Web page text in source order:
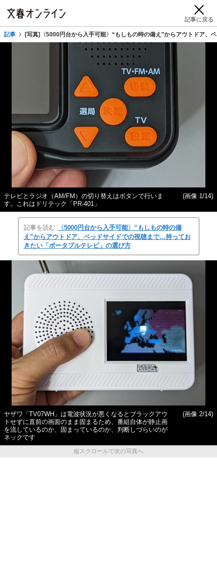
記事に戻る
記事 [写真]〈5000円台から入手可能〉“もしもの時の備え”からアウトドア
テレビとラジオ（AM/FM）の切り替えはボタンで行いま
す。これはドリテック「PR-401」
(画像 1/14)
記事を読む
〈5000円台から入手可能〉“もしもの時の備
え”からアウトドア、ベッドサイドでの視聴まで…持ってお
きたい「ポータブルテレビ」の選び方
ヤザワ「TV07WH」は電波状況が悪くなるとブラックアウ
トせずに直前の画面のまま固まるため、番組自体が静止画
を流しているのか、固まっているのか、判断しづらいのが
ネックです
(画像 2/14)
縦スクロールで次の写真へ